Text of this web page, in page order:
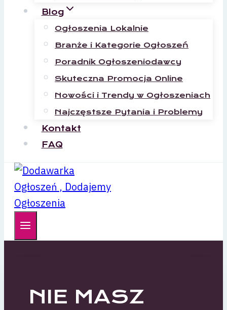
Blog
Ogłoszenia Lokalnie
Branże i Kategorie Ogłoszeń
Poradnik Ogłoszeniodawcy
Skuteczna Promocja Online
Nowości i Trendy w Ogłoszeniach
Najczęstsze Pytania i Problemy
Kontakt
FAQ
NIE MASZ